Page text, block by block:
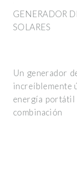
GENERADOR
SOLARES
Un generador
increíblemente
energía portátil
combinación